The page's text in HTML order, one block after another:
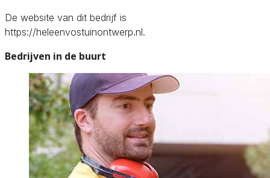
De website van dit bedrijf is
https://heleenvostuinontwerp.nl.
Bedrijven in de buurt